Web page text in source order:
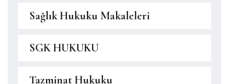
Sağlık Hukuku Makaleleri
SGK HUKUKU
Tazminat Hukuku